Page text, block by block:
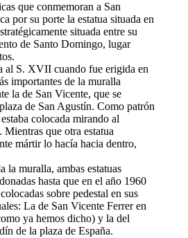
que conmemoran a San
por su porte la estatua situada en
situada entre su
de Santo Domingo, lugar
al S. XVII cuando fue erigida en
importantes de la muralla
la de San Vicente, que se
de San Agustín. Como patrón
colocada mirando al
que otra estatua
mártir lo hacía hacia dentro,
la muralla, ambas estatuas
hasta que en el año 1960
sobre pedestal en sus
La de San Vicente Ferrer en
ya hemos dicho) y la del
de la plaza de España.